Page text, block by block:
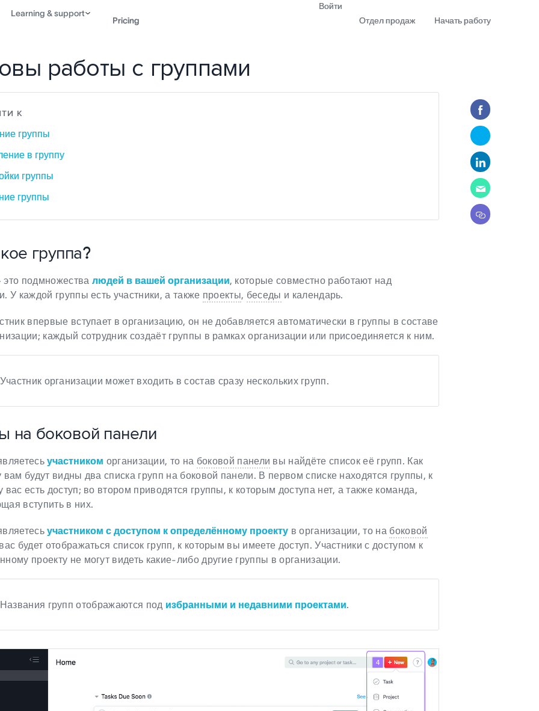
Learning & support
Pricing
Войти
Отдел продаж
Начать работу
Contact sales View demo
работы с группами
К
группы
в группу
группы
группы
группа?
подмножества людей в вашей организации, которые совместно работают над
У каждой группы есть участники, а также проекты, беседы и календарь.
впервые вступает в организацию, он не добавляется автоматически в группы в составе
каждый сотрудник создаёт группы в рамках организации или присоединяется к ним.
Участник организации может входить в состав сразу нескольких групп.
на боковой панели
участником организации, то на боковой панели вы найдёте список её групп. Как
вам будут видны два списка групп на боковой панели. В первом списке находятся группы, к
вас есть доступ; во втором приводятся группы, к которым доступа нет, а также команда,
вступить в них.
участником с доступом к определённому проекту в организации, то на боковой
будет отображаться список групп, к которым вы имеете доступ. Участники с доступом к
проекту не могут видеть какие-либо другие группы в организации.
Названия групп отображаются под избранными и недавними проектами.